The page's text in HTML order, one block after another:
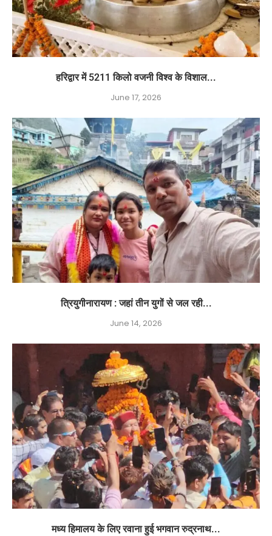
हरिद्वार में 5211 किलो वजनी विश्व के विशाल...
June 17, 2026
त्रियुगीनारायण : जहां तीन युगों से जल रही...
June 14, 2026
मध्य हिमालय के लिए रवाना हुई भगवान रुद्रनाथ...